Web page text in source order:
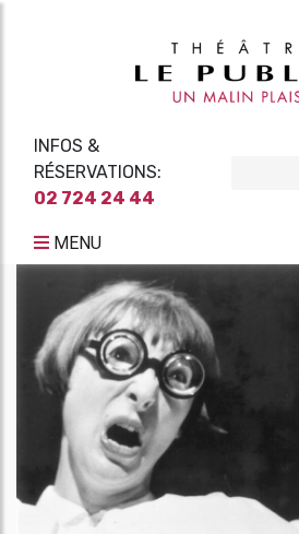
INFOS &
RÉSERVATIONS:
02 724 24 44
MENU